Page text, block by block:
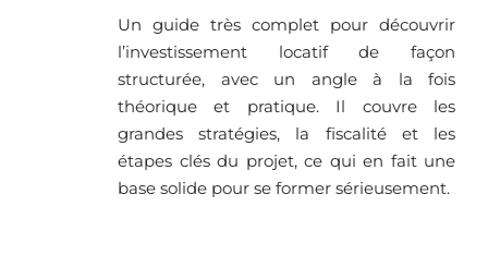
Un guide très complet pour découvrir
l’investissement locatif de façon
structurée, avec un angle à la fois
théorique et pratique. Il couvre les
grandes stratégies, la fiscalité et les
étapes clés du projet, ce qui en fait une
base solide pour se former sérieusement.